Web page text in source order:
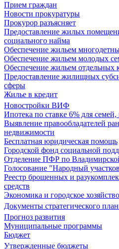
Прием граждан
Новости прокуратуры
Прокурор разъясняет
Предоставление жилых
социального найма
Обеспечение жильем
Обеспечение жильем молодых
Обеспечение жильем отдельных
Предоставление жилищных
сферы
Жилье в кредит
Новостройки ВИФ
Ипотека по ставке 6% для
Выявление правообладателей
недвижимости
Бесплатная юридическая помощь
Городской фонд социальной
Отделение ПФР по
Голосование "Народный
Реестр брошенных и
средств
Экономика и городское хозяйство
Документы стратегического
Прогноз развития
Муниципальные программы
Бюджет
Утвержденные бюджеты